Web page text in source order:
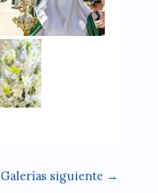
Galerías siguiente →